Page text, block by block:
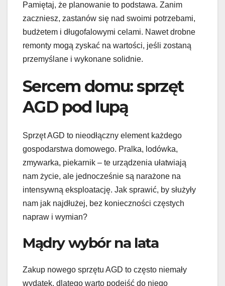
Pamiętaj, że planowanie to podstawa. Zanim
zaczniesz, zastanów się nad swoimi potrzebami,
budżetem i długofalowymi celami. Nawet drobne
remonty mogą zyskać na wartości, jeśli zostaną
przemyślane i wykonane solidnie.
Sercem domu: sprzęt
AGD pod lupą
Sprzęt AGD to nieodłączny element każdego
gospodarstwa domowego. Pralka, lodówka,
zmywarka, piekarnik – te urządzenia ułatwiają
nam życie, ale jednocześnie są narażone na
intensywną eksploatację. Jak sprawić, by służyły
nam jak najdłużej, bez konieczności częstych
napraw i wymian?
Mądry wybór na lata
Zakup nowego sprzętu AGD to często niemały
wydatek, dlatego warto podejść do niego